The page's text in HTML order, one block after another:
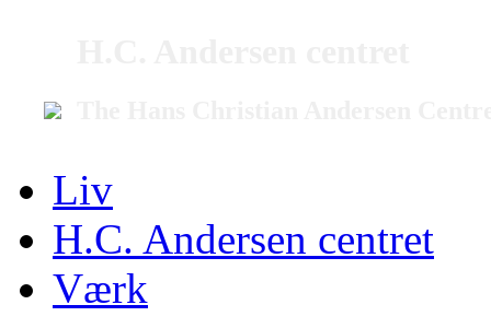
Liv
H.C. Andersen centret
Værk